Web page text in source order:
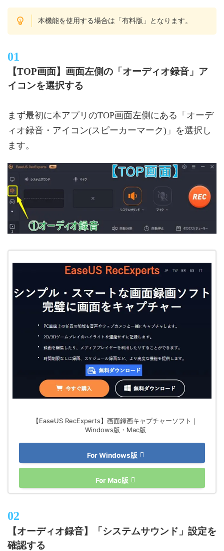
本機能を使用する場合は「有料版」となります。
【TOP画面】画面左側の「オーディオ録音」ア
イコンを選択する
まず最初に本アプリのTOP画面左側にある「オーデ
ィオ録音・アイコン(スピーカーマーク)」を選択し
ます。
【EaseUS RecExperts】画面録画キャプチャーソフト｜
Windows版・Mac版
For Windows版
For Mac版
【オーディオ録音】「システムサウンド」設定を
確認する